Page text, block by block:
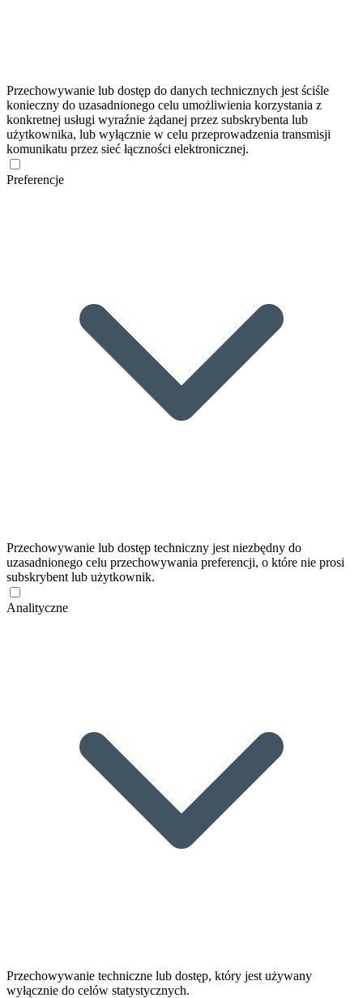
Przechowywanie lub dostęp do danych technicznych jest ściśle
konieczny do uzasadnionego celu umożliwienia korzystania z
konkretnej usługi wyraźnie żądanej przez subskrybenta lub
użytkownika, lub wyłącznie w celu przeprowadzenia transmisji
komunikatu przez sieć łączności elektronicznej.
Preferencje
Przechowywanie lub dostęp techniczny jest niezbędny do
uzasadnionego celu przechowywania preferencji, o które nie prosi
subskrybent lub użytkownik.
Analityczne
Przechowywanie techniczne lub dostęp, który jest używany
wyłącznie do celów statystycznych.